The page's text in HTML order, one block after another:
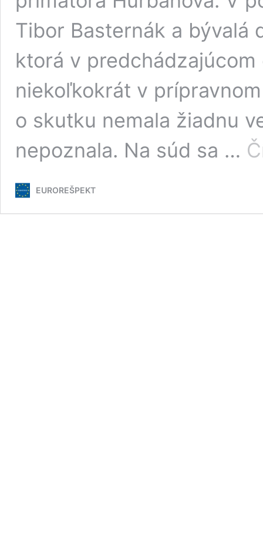
Tibor Basternák a bývalá
ktorá v
niekoľkokrát v
o skutku nemala žiadnu
nepoznala. Na súd sa …
EUROREŠPEKT